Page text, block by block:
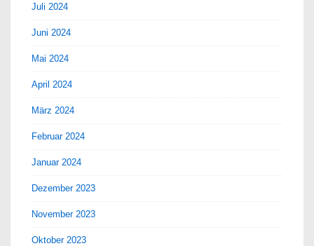
Juli 2024
Juni 2024
Mai 2024
April 2024
März 2024
Februar 2024
Januar 2024
Dezember 2023
November 2023
Oktober 2023